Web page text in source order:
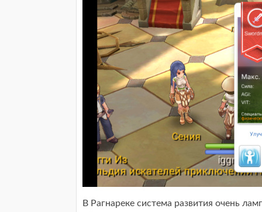
В Рагнареке система развития очень